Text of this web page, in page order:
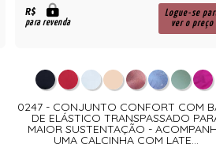
R$
para revenda
Logue-se
ver o preço
0247 - CONJUNTO CONFORT COM
DE ELÁSTICO TRANSPASSADO
MAIOR SUSTENTAÇÃO -
UMA CALCINHA COM LATE...